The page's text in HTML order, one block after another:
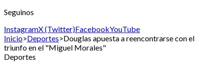
Seguinos
InstagramX (Twitter)FacebookYouTube
Inicio>Deportes>Douglas apuesta a reencontrarse con el
triunfo en el "Miguel Morales"
Deportes